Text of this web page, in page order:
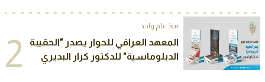
منذ عام واحد
2
المعهد العراقي للحوار يصدر "الحقيبة
الدبلوماسية" للدكتور كرار البديري